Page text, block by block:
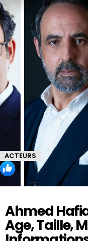
ACTEURS
Ahmed
Age, Taille,